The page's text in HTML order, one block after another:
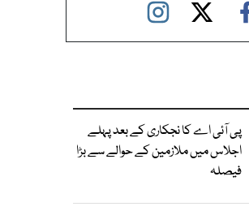
پی آئی اے کا نجکاری کے بعد پہلے
اجلاس میں ملازمین کے حوالے سے بڑا
فیصلہ